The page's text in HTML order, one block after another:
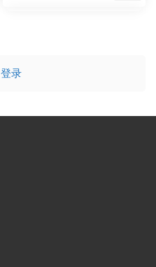
登录